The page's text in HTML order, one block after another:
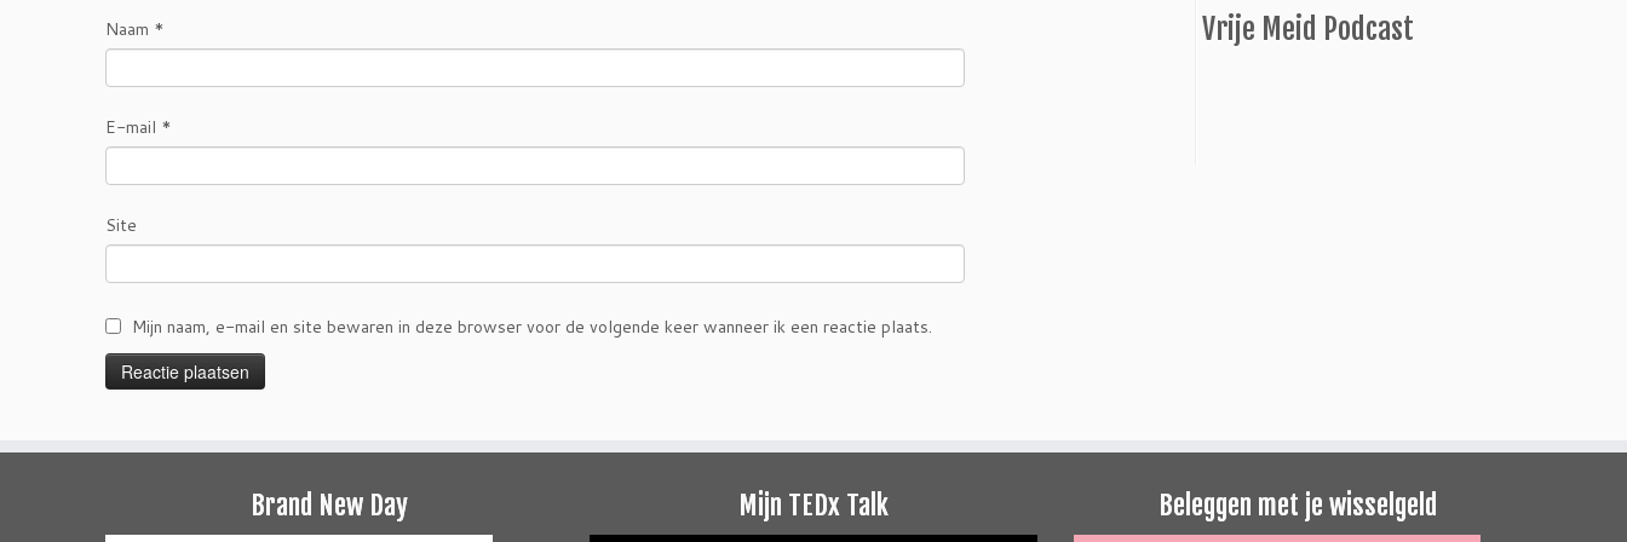
Naam *
E-mail *
Site
Mijn naam, e-mail en site bewaren in deze browser voor de volgende keer wanneer ik een reactie plaats.
Vrije Meid Podcast
Brand New Day Mijn TEDx Talk Beleggen met je wisselgeld